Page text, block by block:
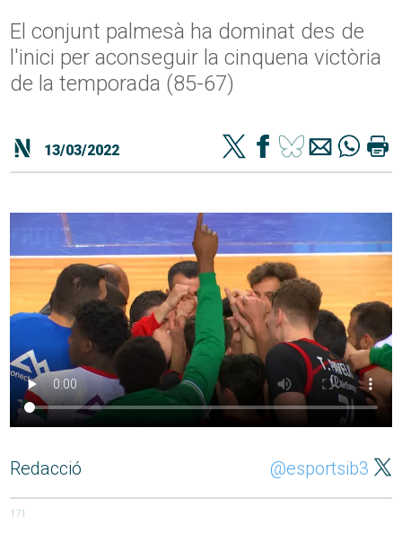
El conjunt palmesà ha dominat des de
l'inici per aconseguir la cinquena victòria
de la temporada (85-67)
13/03/2022
Redacció @esportsib3
171